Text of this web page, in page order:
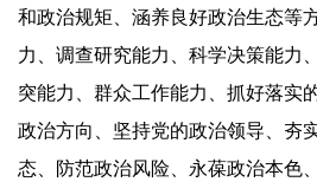
和政治规矩、涵养良好政治生态等
力、调查研究能力、科学决策能力
突能力、群众工作能力、抓好落实
政治方向、坚持党的政治领导、夯
态、防范政治风险、永葆政治本色